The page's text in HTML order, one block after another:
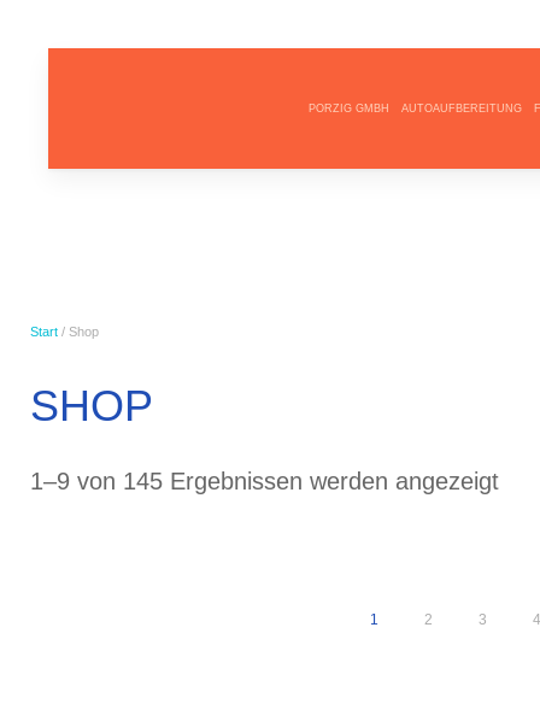
PORZIG GMBH AUTOAUFBEREITUNG
Start / Shop
SHOP
1–9 von 145 Ergebnissen werden angezeigt
1 2 3 4